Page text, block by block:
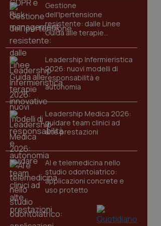
Gestione
dell'Ipertensione
resistente: dalle Linee
Guida alle terapie
innovative
Leadership Infermieristica
2026: nuovi modelli di
responsabilità e
autonomia
Leadership Medica 2026:
guidare team clinici ad
alte prestazioni
AI e telemedicina nello
studio odontoiatrico:
applicazioni concrete e
uso protetto